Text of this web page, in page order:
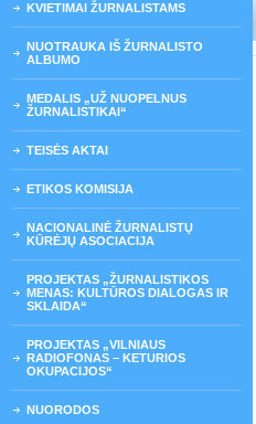
KVIETIMAI ŽURNALISTAMS
NUOTRAUKA IŠ ŽURNALISTO
ALBUMO
MEDALIS „UŽ NUOPELNUS
ŽURNALISTIKAI“
TEISĖS AKTAI
ETIKOS KOMISIJA
NACIONALINĖ ŽURNALISTŲ
KŪRĖJŲ ASOCIACIJA
PROJEKTAS „ŽURNALISTIKOS
MENAS: KULTŪROS DIALOGAS IR
SKLAIDA“
PROJEKTAS „VILNIAUS
RADIOFONAS – KETURIOS
OKUPACIJOS“
NUORODOS